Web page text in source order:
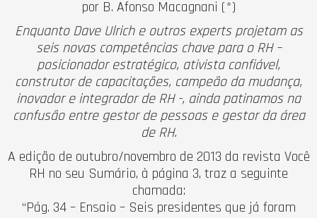
por B. Afonso Macagnani (*)
Enquanto Dave Ulrich e outros experts projetam as
seis novas competências chave para o RH –
posicionador estratégico, ativista confiável,
construtor de capacitações, campeão da mudança,
inovador e integrador de RH -, ainda patinamos na
confusão entre gestor de pessoas e gestor da área
de RH.
A edição de outubro/novembro de 2013 da revista Você
RH no seu Sumário, à página 3, traz a seguinte
chamada:
“Pág. 34 – Ensaio – Seis presidentes que já foram